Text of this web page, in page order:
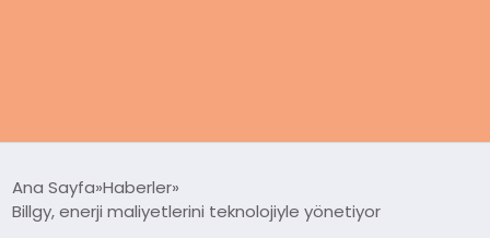
KADIN
Ana Sayfa Haberler
Billgy, enerji maliyetlerini teknolojiyle yönetiyor